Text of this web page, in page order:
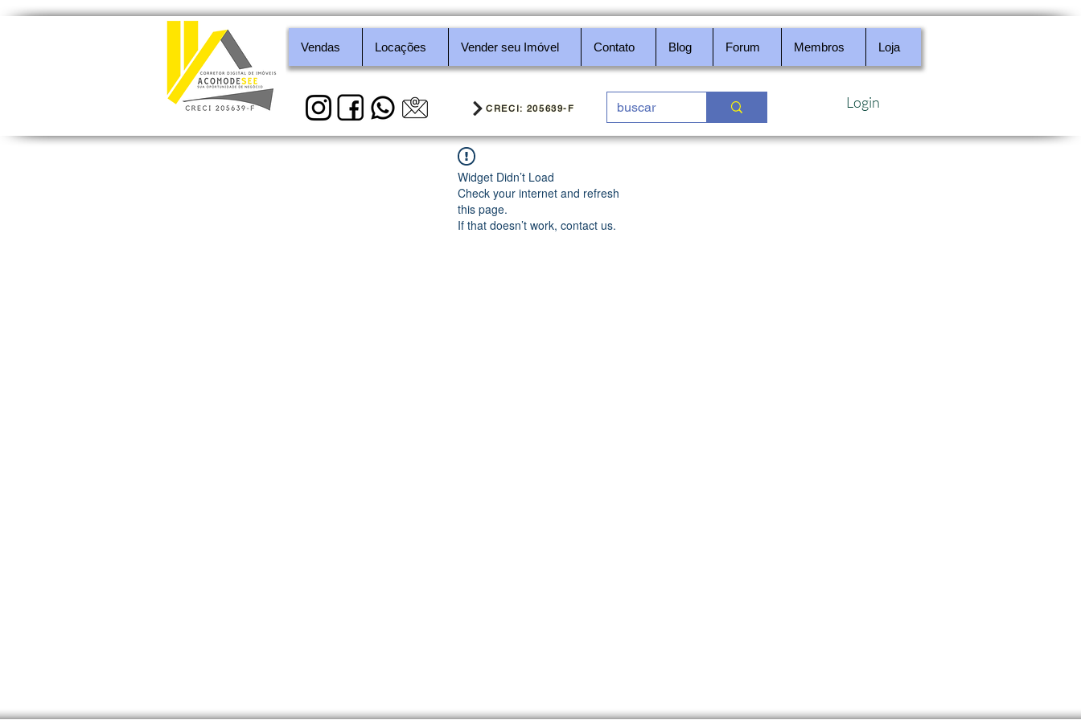
Vendas Locações Vender seu Imóvel Contato Blog Forum Membros Loja
CRECI: 205639-F Login
Widget Didn’t Load
Check your internet and refresh
this page.
If that doesn’t work, contact us.